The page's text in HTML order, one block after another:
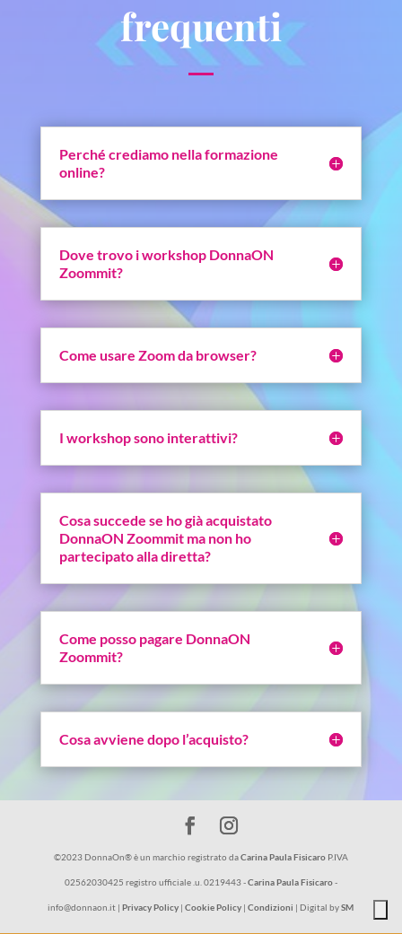
frequenti
Perché crediamo nella formazione
online?
Dove trovo i workshop DonnaON
Zoommit?
Come usare Zoom da browser?
I workshop sono interattivi?
Cosa succede se ho già acquistato
DonnaON Zoommit ma non ho
partecipato alla diretta?
Come posso pagare DonnaON
Zoommit?
Cosa avviene dopo l’acquisto?
©2023 DonnaOn® è un marchio registrato daCarina Paula Fisicaro P.IVA
02562030425 registro ufficiale .u. 0219443 -Carina Paula Fisicaro-
info@donnaon.it |Privacy Policy |Cookie Policy |Condizioni | Digital bySM